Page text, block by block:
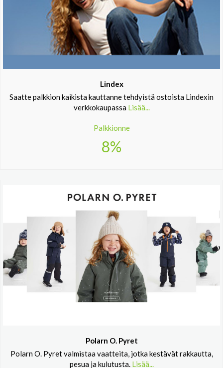
Lindex
Saatte palkkion kaikista kauttanne tehdyistä ostoista Lindexin
verkkokaupassa Lisää...
Palkkionne
8%
Polarn O. Pyret
Polarn O. Pyret valmistaa vaatteita, jotka kestävät rakkautta,
pesua ja kulutusta. Lisää...